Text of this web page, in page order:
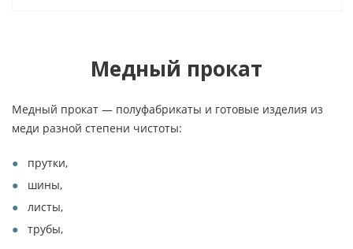
Медный прокат
Медный прокат — полуфабрикаты и готовые изделия из
меди разной степени чистоты:
прутки,
шины,
листы,
трубы,